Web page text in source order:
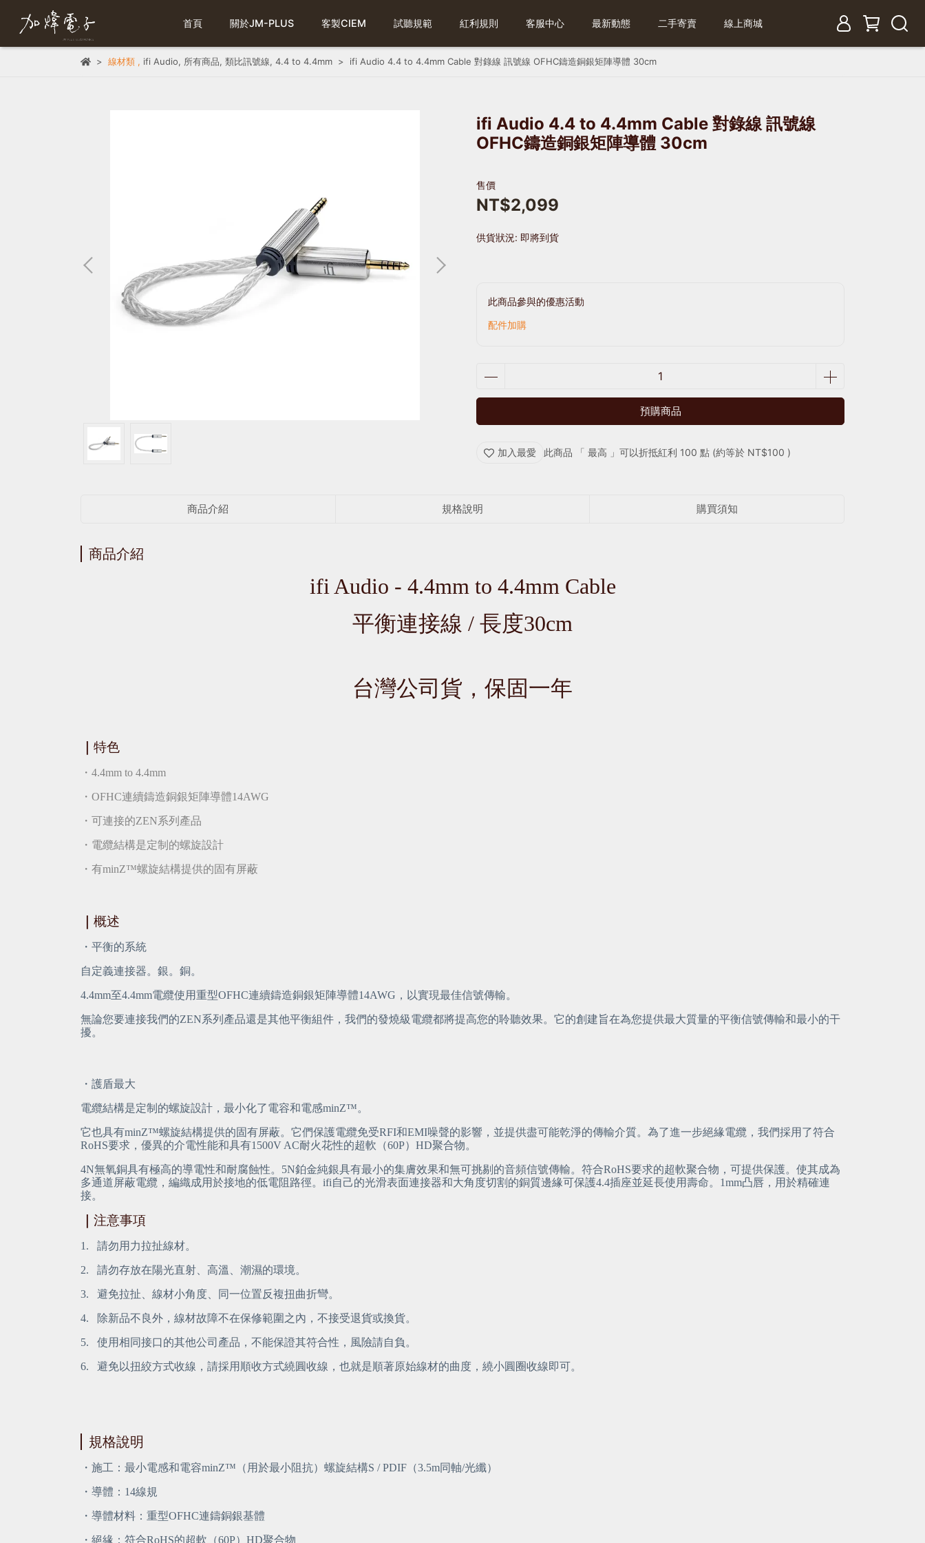
首頁 關於JM-PLUS 客製CIEM 試聽規範 紅利規則 客服中心 最新動態 二手寄賣 線上商城
線材類, ifi Audio, 所有商品, 類比訊號線, 4.4 to 4.4mm ifi Audio 4.4 to 4.4mm Cable 對錄線 訊號線 OFHC鑄造銅銀矩陣導體 30cm
ifi Audio 4.4 to 4.4mm Cable 對錄線 訊號線
OFHC鑄造銅銀矩陣導體 30cm
售價
NT$2,099
供貨狀況: 即將到貨
此商品參與的優惠活動
配件加購
預購商品
加入最愛 此商品 「 最高 」可以折抵紅利 100 點 (約等於 NT$100 )
商品介紹 規格說明 購買須知
商品介紹
ifi Audio - 4.4mm to 4.4mm Cable
平衡連接線 / 長度30cm
台灣公司貨，保固一年
特色
・4.4mm to 4.4mm
・OFHC連續鑄造銅銀矩陣導體14AWG
・可連接的ZEN系列產品
・電纜結構是定制的螺旋設計
・有minZ™螺旋結構提供的固有屏蔽
概述
・平衡的系統
自定義連接器。銀。銅。
4.4mm至4.4mm電纜使用重型OFHC連續鑄造銅銀矩陣導體14AWG，以實現最佳信號傳輸。
無論您要連接我們的ZEN系列產品還是其他平衡組件，我們的發燒級電纜都將提高您的聆聽效果。它的創建旨在為您提供最大質量的平衡信號傳輸和最小的干
擾。
・護盾最大
電纜結構是定制的螺旋設計，最小化了電容和電感minZ™。
它也具有minZ™螺旋結構提供的固有屏蔽。它們保護電纜免受RFI和EMI噪聲的影響，並提供盡可能乾淨的傳輸介質。為了進一步絕緣電纜，我們採用了符合
RoHS要求，優異的介電性能和具有1500V AC耐火花性的超軟（60P）HD聚合物。
4N無氧銅具有極高的導電性和耐腐蝕性。5N鉑金純銀具有最小的集膚效果和無可挑剔的音頻信號傳輸。符合RoHS要求的超軟聚合物，可提供保護。使其成為
多通道屏蔽電纜，編織成用於接地的低電阻路徑。ifi自己的光滑表面連接器和大角度切割的銅質邊緣可保護4.4插座並延長使用壽命。1mm凸唇，用於精確連
接。
注意事項
1. 請勿用力拉扯線材。
2. 請勿存放在陽光直射、高溫、潮濕的環境。
3. 避免拉扯、線材小角度、同一位置反複扭曲折彎。
4. 除新品不良外，線材故障不在保修範圍之內，不接受退貨或換貨。
5. 使用相同接口的其他公司產品，不能保證其符合性，風險請自負。
6. 避免以扭絞方式收線，請採用順收方式繞圓收線，也就是順著原始線材的曲度，繞小圓圈收線即可。
規格說明
・施工：最小電感和電容minZ™（用於最小阻抗）螺旋結構S / PDIF（3.5m同軸/光纖）
・導體：14線規
・導體材料：重型OFHC連鑄銅銀基體
・絕緣：符合RoHS的超軟（60P）HD聚合物